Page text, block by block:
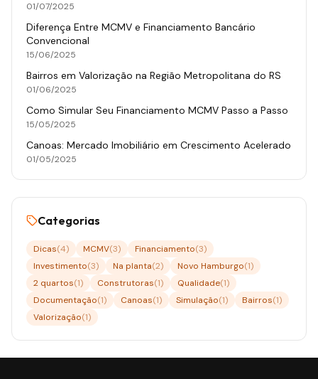
01/07/2025
Diferença Entre MCMV e Financiamento Bancário
Convencional
15/06/2025
Bairros em Valorização na Região Metropolitana do RS
01/06/2025
Como Simular Seu Financiamento MCMV Passo a Passo
15/05/2025
Canoas: Mercado Imobiliário em Crescimento Acelerado
01/05/2025
Categorias
Dicas(4) MCMV(3) Financiamento(3)
Investimento(3) Na planta(2) Novo Hamburgo(1)
2 quartos(1) Construtoras(1) Qualidade(1)
Documentação(1) Canoas(1) Simulação(1) Bairros(1)
Valorização(1)